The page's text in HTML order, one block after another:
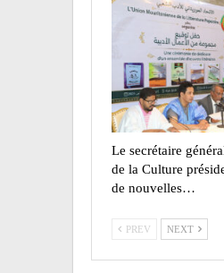
Le secrétaire
de la Culture
de nouvelles…
PREV NEXT